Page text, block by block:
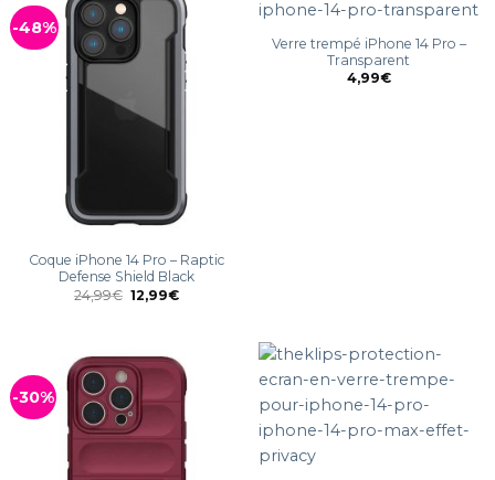
-48%
Coque iPhone 14 Pro – Raptic
Defense Shield Black
24,99€ 12,99€
Verre trempé iPhone 14 Pro –
Transparent
4,99€
-30%